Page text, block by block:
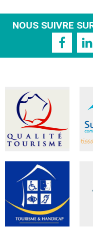
NOUS SUIVRE